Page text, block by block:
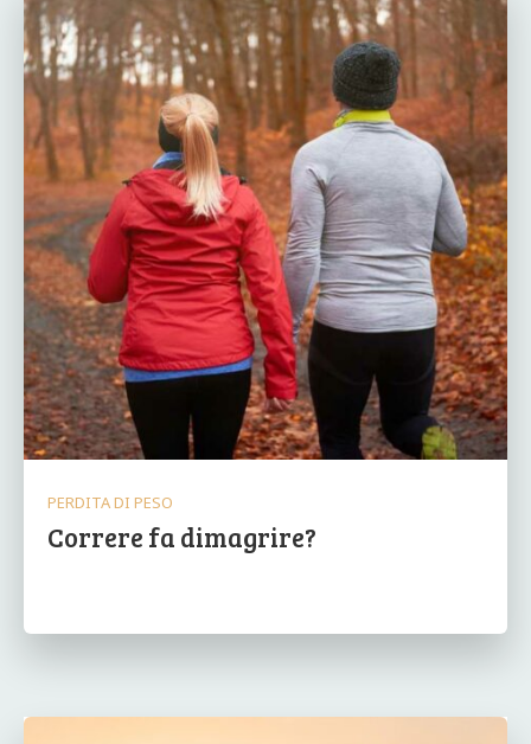
PERDITA DI PESO
Correre fa dimagrire?